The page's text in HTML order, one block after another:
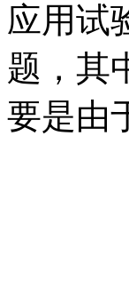
应用试
题，其
要是由